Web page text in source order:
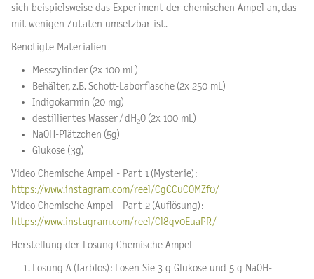
sich beispielsweise das Experiment der chemischen Ampel an, das
mit wenigen Zutaten umsetzbar ist.
Benötigte Materialien
Messzylinder (2x 100 mL)
Behälter, z.B. Schott-Laborflasche (2x 250 mL)
Indigokarmin (20 mg)
destilliertes Wasser / dH2O (2x 100 mL)
NaOH-Plätzchen (5g)
Glukose (3g)
Video Chemische Ampel - Part 1 (Mysterie):
https://www.instagram.com/reel/CgCCuCOMZf0/
Video Chemische Ampel - Part 2 (Auflösung):
https://www.instagram.com/reel/Cl8qv0EuaPR/
Herstellung der Lösung Chemische Ampel
Lösung A (farblos): Lösen Sie 3 g Glukose und 5 g NaOH-